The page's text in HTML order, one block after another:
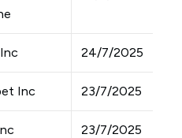
24/7/2025
Inc 23/7/2025
23/7/2025